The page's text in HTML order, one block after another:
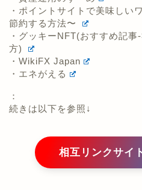
・ポイントサイトで美味しい
節約する方法〜
・グッキーNFT(おすすめ記
方)
・WikiFX Japan
・エネがえる
：
続きは以下を参照↓
相互リンクサイ